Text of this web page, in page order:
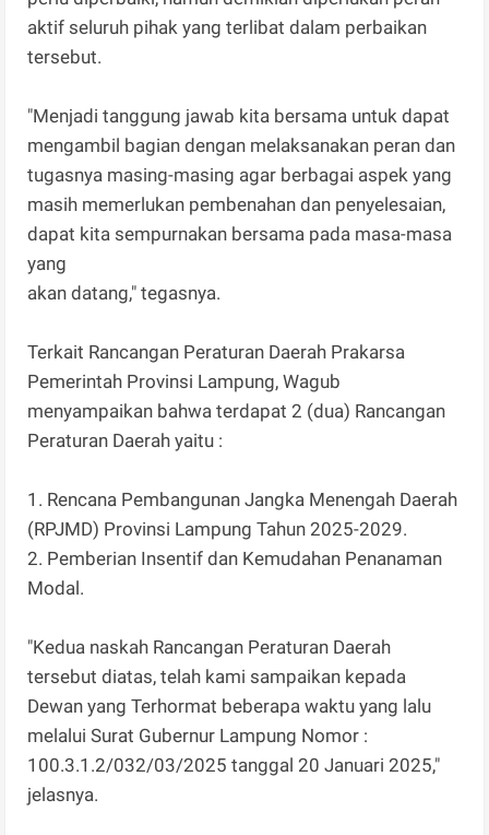
aktif seluruh pihak yang terlibat dalam perbaikan
tersebut.
"Menjadi tanggung jawab kita bersama untuk dapat
mengambil bagian dengan melaksanakan peran dan
tugasnya masing-masing agar berbagai aspek yang
masih memerlukan pembenahan dan penyelesaian,
dapat kita sempurnakan bersama pada masa-masa
yang
akan datang," tegasnya.
Terkait Rancangan Peraturan Daerah Prakarsa
Pemerintah Provinsi Lampung, Wagub
menyampaikan bahwa terdapat 2 (dua) Rancangan
Peraturan Daerah yaitu :
1. Rencana Pembangunan Jangka Menengah Daerah
(RPJMD) Provinsi Lampung Tahun 2025-2029.
2. Pemberian Insentif dan Kemudahan Penanaman
Modal.
"Kedua naskah Rancangan Peraturan Daerah
tersebut diatas, telah kami sampaikan kepada
Dewan yang Terhormat beberapa waktu yang lalu
melalui Surat Gubernur Lampung Nomor :
100.3.1.2/032/03/2025 tanggal 20 Januari 2025,"
jelasnya.